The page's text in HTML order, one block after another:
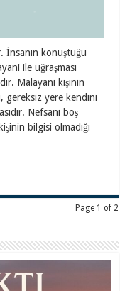
İnsanın konuştuğu
ile uğraşması
Malayani kişinin
gereksiz yere kendini
Nefsani boş
bilgisi olmadığı
Page 1 of 2